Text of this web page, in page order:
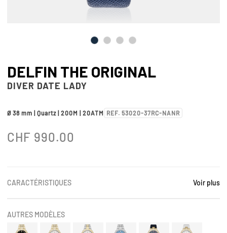
DELFIN THE ORIGINAL
DIVER DATE LADY
Ø 38 mm | Quartz | 200M | 20ATM REF. 53020-37RC-NANR
CHF 990.00
CARACTÉRISTIQUES Voir plus
AUTRES MODÈLES